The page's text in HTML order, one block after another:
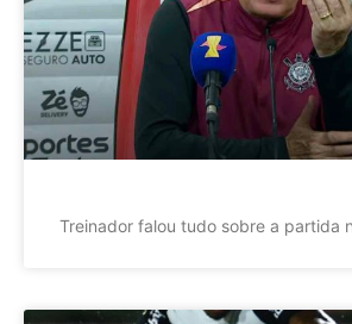
Treinador falou tudo sobre a partida